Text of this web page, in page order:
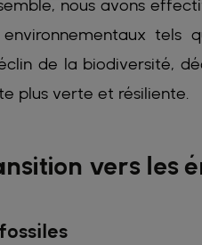
nous avons
tels
de la biodiversité,
plus verte et résiliente.
vers les